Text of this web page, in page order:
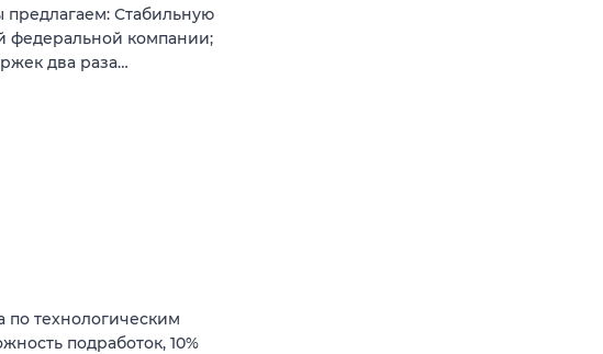
Стабильную
федеральной компании;
два раза…
по технологическим
подработок, 10%